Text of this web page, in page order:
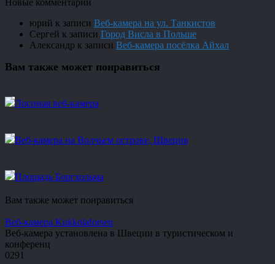
Новые комментарии
юрий к записи Веб-камера на ул. Танкистов
Сергей к записи Город Висла в Польше
Александр к записи Веб-камера посёлка Айхал
Вам также может понравиться
Лосиная веб-камера
Веб-камера на Волчьем острове, Швеция
Площадь Боргхольма
Вам также может понравиться
Веб-камера Kukkolaforsen
Веб-камера установлена в Швеции в туристическом и
конференц
0291